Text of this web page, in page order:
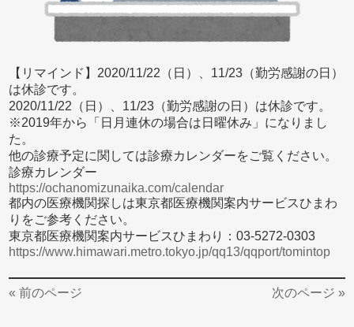
【リマインド】2020/11/22（日）、11/23（勤労感謝の日）
は休診です。
2020/11/22（日）、11/23（勤労感謝の日）は休診です。
※2019年から「日月連休の場合は日曜休み」になりまし
た。
他の診療予定に関しては診療カレンダーをご覧ください。
診療カレンダー
https://ochanomizunaika.com/calendar
都内の医療機関探しは東京都医療機関案内サービスひまわ
りをご参考ください。
東京都医療機関案内サービスひまわり：03-5272-0303
https://www.himawari.metro.tokyo.jp/qq13/qqport/tomintop
« 前のページ 次のページ »